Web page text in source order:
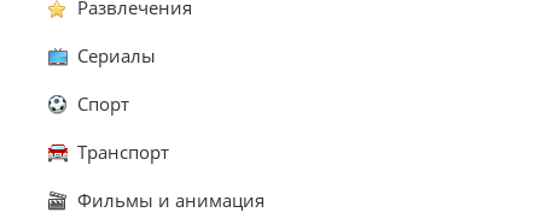
Развлечения
Сериалы
Спорт
Транспорт
Фильмы и анимация